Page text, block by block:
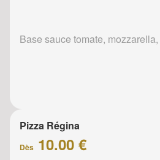
Base sauce tomate,
Pizza Régina
Dès 10.00 €